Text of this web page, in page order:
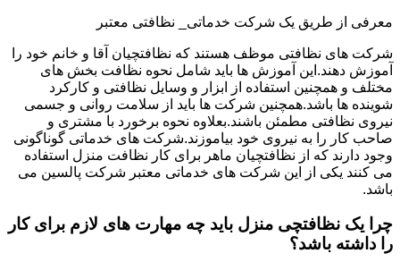
معرفی از طریق یک شرکت خدماتی_ نظافتی معتبر
شرکت های نظافتی موظف هستند که نظافتچیان آقا و خانم خود را
آموزش دهند.این آموزش ها باید شامل نحوه نظافت بخش های
مختلف و همچنین استفاده از ابزار و وسایل نظافتی و کارکرد
شوینده ها باشد.همچنین شرکت ها باید از سلامت روانی و جسمی
نیروی نظافتی مطمئن باشند.بعلاوه نحوه برخورد با مشتری و
صاحب کار را به نیروی خود بیاموزند.شرکت های خدماتی گوناگونی
وجود دارند که از نظافتچیان ماهر برای کار نظافت منزل استفاده
می کنند یکی از این شرکت های خدماتی معتبر شرکت پالسین می
باشد.
چرا یک نظافتچی منزل باید چه مهارت های لازم برای کار
را داشته باشد؟